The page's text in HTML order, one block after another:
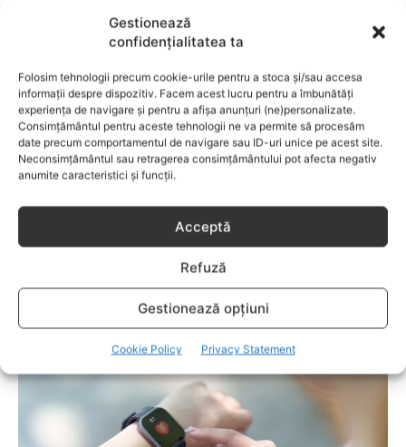
Gestionează
confidențialitatea ta
Folosim tehnologii precum cookie-urile pentru a stoca și/sau accesa
informații despre dispozitiv. Facem acest lucru pentru a îmbunătăți
experiența de navigare și pentru a afișa anunțuri (ne)personalizate.
Consimțământul pentru aceste tehnologii ne va permite să procesăm
date precum comportamentul de navigare sau ID-uri unice pe acest site.
Neconsimțământul sau retragerea consimțământului pot afecta negativ
anumite caracteristici și funcții.
Acceptă
Refuză
Gestionează opțiuni
Cookie Policy Privacy Statement
la vârsta şcolară. Mămicile vor reuşi să afle cum anume să
se descurce cu propriul copil, cum să îl îngrijească în aşa fel
captivant în care poţi afla cum să îţi educi copilul în aşa fel
încât să poţi obţine performanţe şcolare sigure. FAMILIA –
este un capitol destinat vieţii de familie ce conţine o serie
întreagă de sfaturi eficiente. COPII TALENTAŢI – este un
capitol fascinant dedicat copiilor valoroși ai țării. ÎNVAŢĂ
SĂ PREVII! –sunt prezentate soluţii de prevenire a
copiilor, cât şi pe cea a părinţilor.
RELATED POSTS